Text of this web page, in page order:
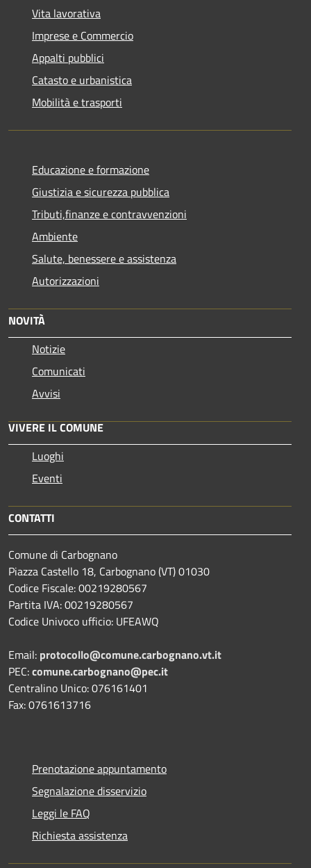
Vita lavorativa
Imprese e Commercio
Appalti pubblici
Catasto e urbanistica
Mobilità e trasporti
Educazione e formazione
Giustizia e sicurezza pubblica
Tributi,finanze e contravvenzioni
Ambiente
Salute, benessere e assistenza
Autorizzazioni
NOVITÀ
Notizie
Comunicati
Avvisi
VIVERE IL COMUNE
Luoghi
Eventi
CONTATTI
Comune di Carbognano
Piazza Castello 18, Carbognano (VT) 01030
Codice Fiscale: 00219280567
Partita IVA: 00219280567
Codice Univoco ufficio: UFEAWQ
Email: protocollo@comune.carbognano.vt.it
PEC:comune.carbognano@pec.it
Centralino Unico: 076161401
Fax: 0761613716
Prenotazione appuntamento
Segnalazione disservizio
Leggi le FAQ
Richiesta assistenza